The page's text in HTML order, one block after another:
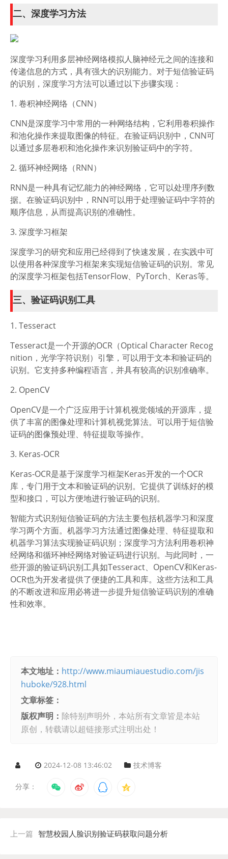
二、深度学习方法
深度学习利用多层神经网络模拟人脑神经元之间的连接和
传递信息的方式，具有强大的识别能力。对于短信验证码
的识别，深度学习方法可以通过以下步骤实现：
1. 卷积神经网络（CNN）
CNN是深度学习中常用的一种网络结构，它利用卷积操作
和池化操作来提取图像的特征。在验证码识别中，CNN可
以通过多层卷积和池化操作来识别验证码中的字符。
2. 循环神经网络（RNN）
RNN是一种具有记忆能力的神经网络，它可以处理序列数
据。在验证码识别中，RNN可以用于处理验证码中字符的
顺序信息，从而提高识别的准确性。
3. 深度学习框架
深度学习的研究和应用已经得到了快速发展，在实践中可
以使用各种深度学习框架来实现短信验证码的识别。常见
的深度学习框架包括TensorFlow、PyTorch、Keras等。
三、验证码识别工具
1. Tesseract
Tesseract是一个开源的OCR（Optical Character Recog
nition，光学字符识别）引擎，可以用于文本和验证码的
识别。它支持多种编程语言，并具有较高的识别准确率。
2. OpenCV
OpenCV是一个广泛应用于计算机视觉领域的开源库，提
供了丰富的图像处理和计算机视觉算法。可以用于短信验
证码的图像预处理、特征提取等操作。
3. Keras-OCR
Keras-OCR是基于深度学习框架Keras开发的一个OCR
库，专门用于文本和验证码的识别。它提供了训练好的模
型和接口，可以方便地进行验证码的识别。
智能方式识别短信验证码的方法主要包括机器学习和深度
学习两个方面。机器学习方法通过图像处理、特征提取和
机器学习算法实现验证码识别；深度学习方法利用卷积神
经网络和循环神经网络对验证码进行识别。与此同时，一
些开源的验证码识别工具如Tesseract、OpenCV和Keras-
OCR也为开发者提供了便捷的工具和库。这些方法和工具
的不断改进和应用必将进一步提升短信验证码识别的准确
性和效率。
本文地址： http://www.miaumiauestudio.com/jis
huboke/928.html
文章标签：
版权声明： 除特别声明外，本站所有文章皆是本站
原创，转载请以超链接形式注明出处！
2024-12-08 13:46:02 技术博客
分享：
上一篇 智慧校园人脸识别验证码获取问题分析